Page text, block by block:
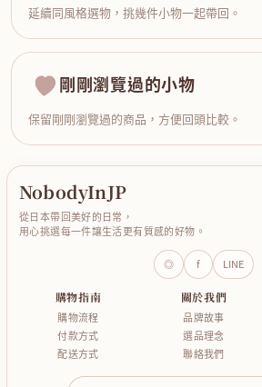
延續同風格選物，挑幾件小物一起帶回。
剛剛瀏覽過的小物
保留剛剛瀏覽過的商品，方便回頭比較。
NobodyInJP
從日本帶回美好的日常，
用心挑選每一件讓生活更有質感的好物。
◎ f LINE
購物指南
購物流程
付款方式
配送方式
關於我們
品牌故事
選品理念
聯絡我們